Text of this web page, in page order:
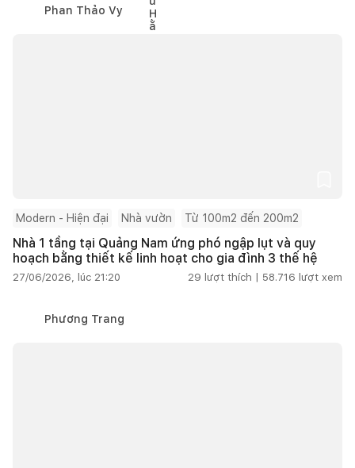
Phan Thảo Vy
Modern - Hiện đại Nhà vườn Từ 100m2 đến 200m2
Nhà 1 tầng tại Quảng Nam ứng phó ngập lụt và quy
hoạch bằng thiết kế linh hoạt cho gia đình 3 thế hệ
27/06/2026, lúc 21:20 29 lượt thích | 58.716 lượt xem
Phương Trang